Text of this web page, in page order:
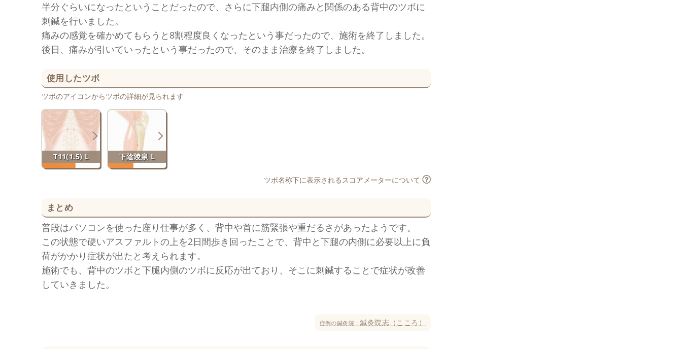
半分ぐらいになったということだったので、さらに下腿内側の痛みと関係のある背中のツボに
刺鍼を行いました。
痛みの感覚を確かめてもらうと8割程度良くなったという事だったので、施術を終了しました。
後日、痛みが引いていったという事だったので、そのまま治療を終了しました。
使用したツボ
ツボのアイコンからツボの詳細が見られます
T11(1.5) L 下陰陵泉 L
ツボ名称下に表示されるスコアメーターについて
まとめ
普段はパソコンを使った座り仕事が多く、背中や首に筋緊張や重だるさがあったようです。
この状態で硬いアスファルトの上を2日間歩き回ったことで、背中と下腿の内側に必要以上に負
荷がかかり症状が出たと考えられます。
施術でも、背中のツボと下腿内側のツボに反応が出ており、そこに刺鍼することで症状が改善
していきました。
症例の鍼灸院：鍼灸院志（こころ）